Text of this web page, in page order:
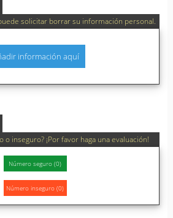
solicitar borrar su información personal.
información aquí
o inseguro? ¡Por favor haga una evaluación!